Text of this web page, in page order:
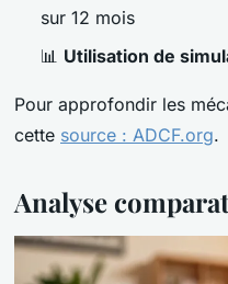
sur 12 mois
📊 Utilisation de
Pour approfondir les
cette source : ADCF.org.
Analyse